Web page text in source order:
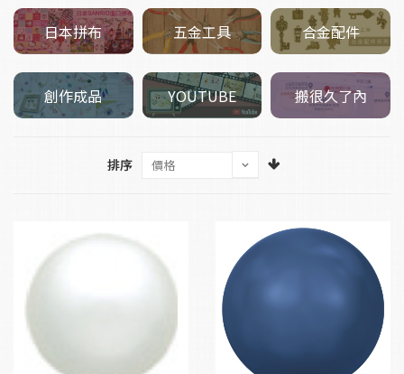
日本拼布 五金工具 合金配件
創作成品 YOUTUBE 搬很久了內
排序